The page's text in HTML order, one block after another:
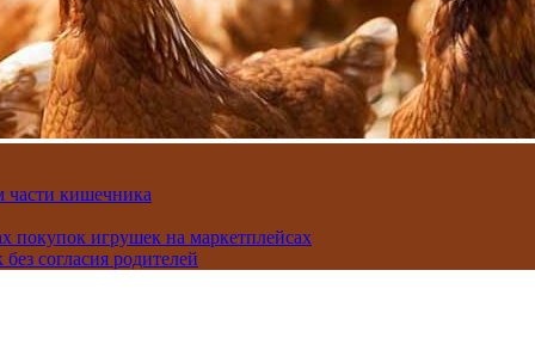
части кишечника
покупок игрушек на маркетплейсах
согласия родителей